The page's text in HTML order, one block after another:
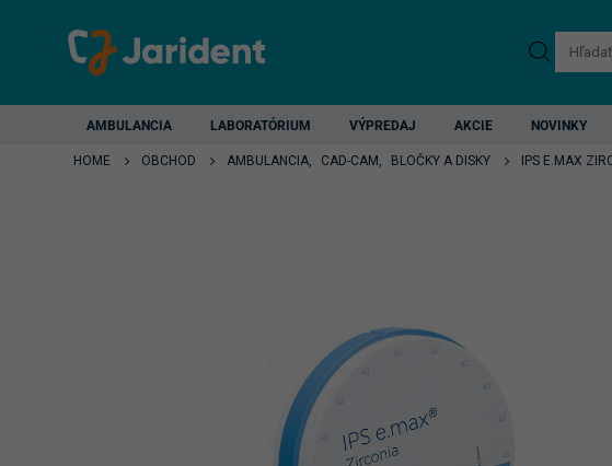
search
AMBULANCIA LABORATÓRIUM VÝPREDAJ AKCIE NOVINKY
HOME OBCHOD AMBULANCIA, CAD-CAM , BLOČKY A DISKY IPS E.MAX